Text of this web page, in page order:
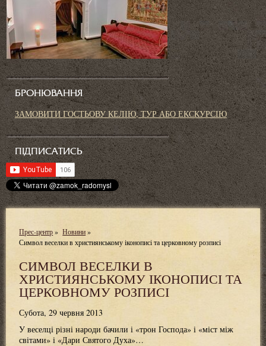
БРОНЮВАННЯ
ЗАМОВИТИ ГОСТЬОВУ КЕЛІЮ, ТУР АБО ЕКСКУРСІЮ
ПІДПИСАТИСЬ
Прес-центр » Новини »
Символ веселки в християнському іконописі та церковному розписі
СИМВОЛ ВЕСЕЛКИ В
ХРИСТИЯНСЬКОМУ ІКОНОПИСІ ТА
ЦЕРКОВНОМУ РОЗПИСІ
Субота, 29 червня 2013
У веселці різні народи бачили і «трон Господа» і «міст між
світами» і «Дари Святого Духа»…